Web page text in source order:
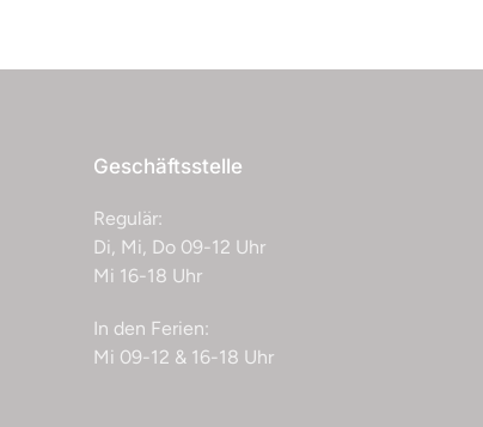
Geschäftsstelle
Regulär:
Di, Mi, Do 09-12 Uhr
Mi 16-18 Uhr
In den Ferien:
Mi 09-12 & 16-18 Uhr